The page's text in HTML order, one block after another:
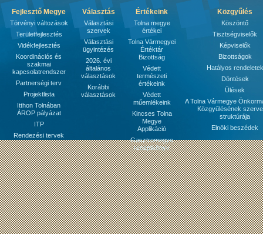
Fejlesztő Megye
Törvényi változások
Területfejlesztés
Vidékfejlesztés
Koordinációs és
szakmai
kapcsolatrendszer
Partnerségi terv
Projektlista
Itthon Tolnában
ÁROP pályázat
ITP
Rendezési tervek
Választás
Választási
szervek
Választási
ügyintézés
2026. évi
általános
választások
Korábbi
választások
Értékeink
Tolna megye
értékei
Tolna Vármegyei
Értéktár
Bizottság
Védett
természeti
értékeink
Védett
műemlékeink
Kincses Tolna
Megye
Applikáció
Gasztromegye
receptkönyv
Közgyűlés
Köszöntő
Tisztségviselők
Képviselők
Bizottságok
Hatályos rendeletek
Döntések
Ülések
A Tolna Vármegye
Közgyűlésének
struktúrája
Elnöki beszédek